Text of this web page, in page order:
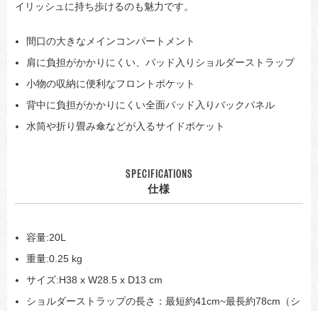
SPECIFICATIONS
仕様
イリッシュに持ち歩けるのも魅力です。
間口の大きなメインコンパートメント
肩に負担がかかりにくい、パッド入りショルダーストラップ
小物の収納に便利なフロントポケット
背中に負担がかかりにくい全面パッド入りバックパネル
水筒や折り畳み傘などが入るサイドポケット
容量:20L
重量:0.25 kg
サイズ:H38 x W28.5 x D13 cm
ショルダーストラップの長さ：最短約41cm~最長約78cm（シ